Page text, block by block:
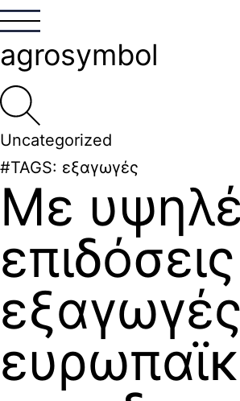
agrosymbol
Uncategorized
#TAGS: εξαγωγές
Με
εξαγωγές